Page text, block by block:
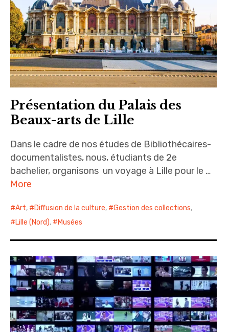
Présentation du Palais des
Beaux-arts de Lille
Dans le cadre de nos études de Bibliothécaires-
documentalistes, nous, étudiants de 2e
bachelier, organisons un voyage à Lille pour le …
More
Art, Diffusion de la culture, Gestion des collections,
Lille (Nord), Musées